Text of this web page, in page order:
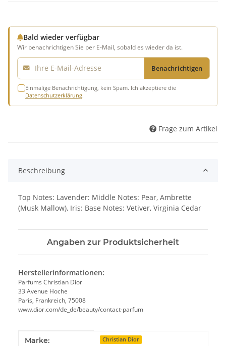
Bald wieder verfügbar
Wir benachrichtigen Sie per E-Mail, sobald es wieder da ist.
E-Mail
Benachrichtigen
Einmalige Benachrichtigung, kein Spam. Ich akzeptiere die
Datenschutzerklärung.
Frage zum Artikel
Beschreibung
Top Notes: Lavender: Middle Notes: Pear, Ambrette
(Musk Mallow), Iris: Base Notes: Vetiver, Virginia Cedar
Angaben zur Produktsicherheit
Herstellerinformationen:
Parfums Christian Dior
33 Avenue Hoche
Paris, Frankreich, 75008
www.dior.com/de_de/beauty/contact-parfum
Produkteigenschaft
Wert
Marke: Christian Dior